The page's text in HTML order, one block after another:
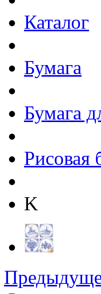
Каталог
Бумага
Бумага
Рисовая
K